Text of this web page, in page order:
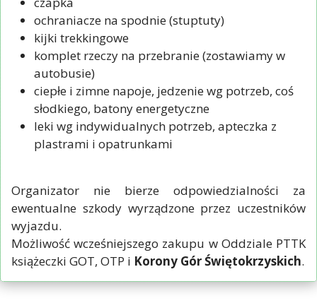
ochraniacze na spodnie (stuptuty)
kijki trekkingowe
komplet rzeczy na przebranie (zostawiamy w
autobusie)
ciepłe i zimne napoje, jedzenie wg potrzeb, coś
słodkiego, batony energetyczne
leki wg indywidualnych potrzeb, apteczka z
plastrami i opatrunkami
Organizator nie bierze odpowiedzialności za
ewentualne szkody wyrządzone przez uczestników
wyjazdu.
Możliwość wcześniejszego zakupu w Oddziale PTTK
książeczki GOT, OTP i Korony Gór Świętokrzyskich.